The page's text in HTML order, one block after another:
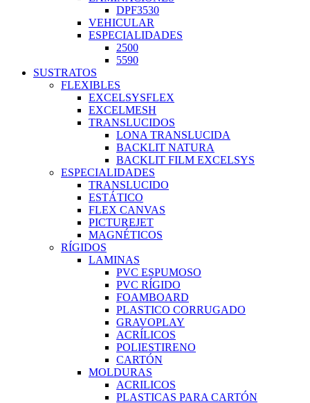
DPF3530
VEHICULAR
ESPECIALIDADES
2500
5590
SUSTRATOS
FLEXIBLES
EXCELSYSFLEX
EXCELMESH
TRANSLUCIDOS
LONA TRANSLUCIDA
BACKLIT NATURA
BACKLIT FILM EXCELSYS
ESPECIALIDADES
TRANSLUCIDO
ESTÁTICO
FLEX CANVAS
PICTUREJET
MAGNÉTICOS
RÍGIDOS
LAMINAS
PVC ESPUMOSO
PVC RÍGIDO
FOAMBOARD
PLASTICO CORRUGADO
GRAVOPLAY
ACRÍLICOS
POLIESTIRENO
CARTÓN
MOLDURAS
ACRILICOS
PLASTICAS PARA CARTÓN